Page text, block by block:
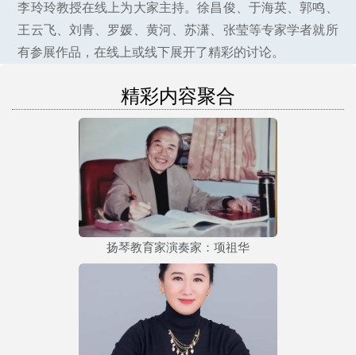
李玲玲教授在线上为大家主持。徐昌俊、于海英、郭鸣、
王云飞、刘青、罗媛、黄河、苏潇、张莹等专家学者就所
有参展作品，在线上或线下展开了精彩的讨论。
精彩内容聚合
扬琴教育家演奏家：项祖华